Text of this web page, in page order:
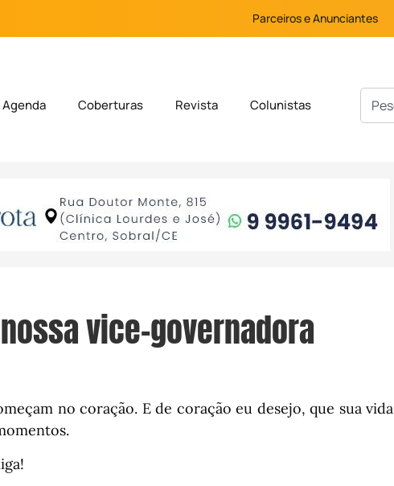
Parceiros e Anunciantes
Agenda Coberturas Revista Colunistas
vice-governadora
no coração. E de coração eu desejo, que sua vida